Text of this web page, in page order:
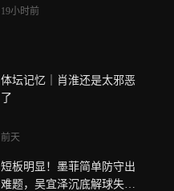
19小时前
体坛记忆｜肖淮还是太邪恶
了
前天
短板明显！墨菲简单防守出
难题，吴宜泽沉底解球失误